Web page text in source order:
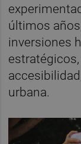
últimos
inversiones
urbana.